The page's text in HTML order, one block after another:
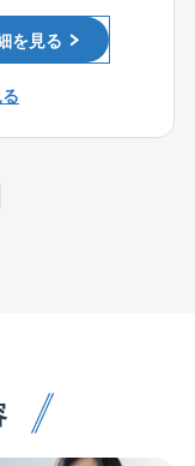
及び費用を把握
点検等の結果を
トと両立しな
整っているの
工管理技士・電
を見る